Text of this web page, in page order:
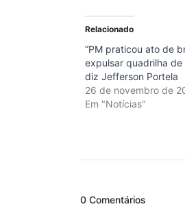
Relacionado
“PM praticou ato de
expulsar quadrilha de
diz Jefferson Portela
26 de novembro de
Em "Notícias"
0 Comentários